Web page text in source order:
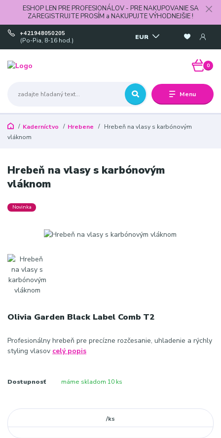
ESHOP LEN PRE PROFESIONÁLOV - PRE NAKUPOVANIE SA
ZAREGISTRUJTE PROSÍM a NAKUPUJTE VÝHODNEJŠIE !
Menu
EUR
+421948050205
(Po-Pia, 8-16 hod.)
0
Kaderníctvo Hrebene
Hrebeň na vlasy s karbónovým
vláknom
Hrebeň na vlasy s karbónovým
vláknom
Novinka
Olivia Garden Black Label Comb T2
Profesionálny hrebeň pre precízne rozčesanie, uhladenie a rýchly
styling vlasov celý popis
Dostupnosť máme skladom 10 ks
/ks